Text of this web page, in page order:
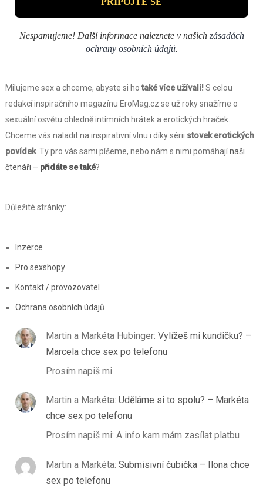
Nespamujeme! Další informace naleznete v našich zásadách
ochrany osobních údajů.
Milujeme sex a chceme, abyste si hotaké více užívali!S celou
redakcí inspiračního magazínu EroMag.cz se už roky snažíme o
sexuální osvětu ohledně intimních hrátek a erotických hraček.
Chceme vás naladit na inspirativní vlnu i díky sérii stovek erotických
povídek. Ty pro vás sami píšeme, nebo nám s nimi pomáhajínaši
čtenáři – přidáte se také?
Důležité stránky:
Inzerce
Pro sexshopy
Kontakt / provozovatel
Ochrana osobních údajů
Martin a Markéta Hubinger: Vylížeš mi kundičku? –
Marcela chce sex po telefonu
Prosím napiš mi
Martin a Markéta: Uděláme si to spolu? – Markéta
chce sex po telefonu
Prosím napiš mi: A info kam mám zasílat platbu
Martin a Markéta: Submisivní čubička – Ilona chce
sex po telefonu